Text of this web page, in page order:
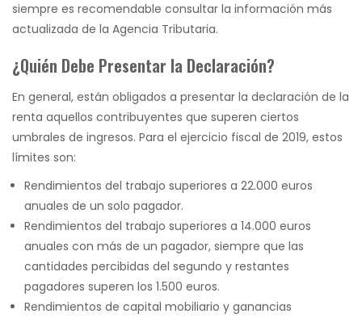
siempre es recomendable consultar la información más
actualizada de la Agencia Tributaria.
¿Quién Debe Presentar la Declaración?
En general, están obligados a presentar la declaración de la
renta aquellos contribuyentes que superen ciertos
umbrales de ingresos. Para el ejercicio fiscal de 2019, estos
límites son:
Rendimientos del trabajo superiores a 22.000 euros
anuales de un solo pagador.
Rendimientos del trabajo superiores a 14.000 euros
anuales con más de un pagador, siempre que las
cantidades percibidas del segundo y restantes
pagadores superen los 1.500 euros.
Rendimientos de capital mobiliario y ganancias